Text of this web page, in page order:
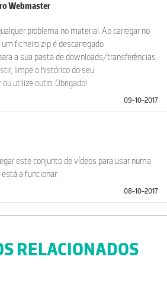
Webmaster
problema no material. Ao carregar no
ficheiro zip é descarregado
a sua pasta de downloads/transferências.
limpe o histórico do seu
utilize outro. Obrigado!
09-10-2017
este conjunto de vídeos para usar numa
a funcionar.
08-10-2017
RELACIONADOS